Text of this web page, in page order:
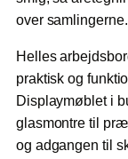
over samlingerne.
Helles
praktisk og
Displaymøblet i
glasmontre til
og adgangen til